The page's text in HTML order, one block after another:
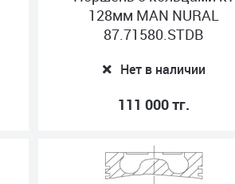
128мм MAN NURAL
87.71580.STDB
Нет в наличии
111 000 тг.